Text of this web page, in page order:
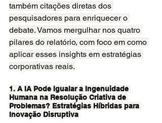
também citações diretas dos
pesquisadores para enriquecer o
debate. Vamos mergulhar nos quatro
pilares do relatório, com foco em como
aplicar esses insights em estratégias
corporativas reais.
1. A IA Pode Igualar a Ingenuidade
Humana na Resolução Criativa de
Problemas? Estratégias Híbridas para
Inovação Disruptiva